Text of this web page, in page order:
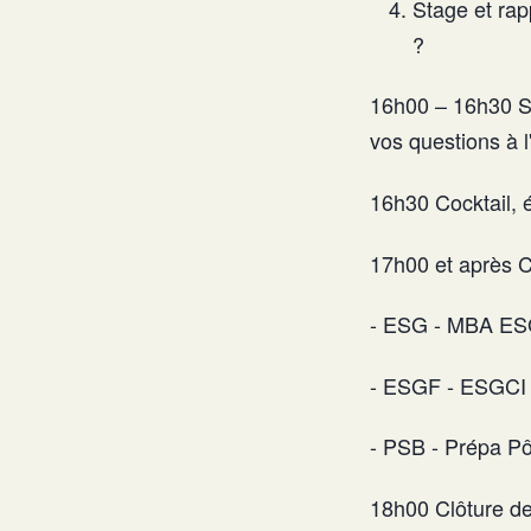
Stage et
?
16h00 – 16h30
vos questions à
16h30 Cocktail,
17h00 et après
- ESG - MBA
- ESGF - ESGCI
- PSB - Prépa
18h00 Clôture